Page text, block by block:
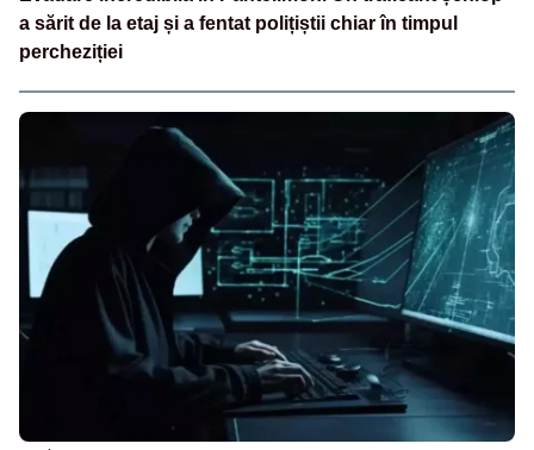
a sărit de la etaj și a fentat polițiștii chiar în timpul
percheziției